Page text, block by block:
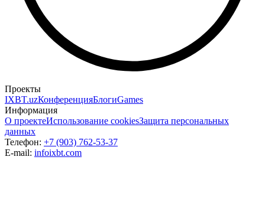
Проекты
IXBT.uzКонференцияБлогиGames
Информация
О проектеИспользование cookiesЗащита персональных
данных
Телефон: +7 (903) 762-53-37
E-mail: infoixbt.com